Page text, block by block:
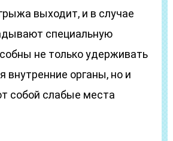
выходит, и в случае
специальную
не только удерживать
органы, но и
собой слабые места